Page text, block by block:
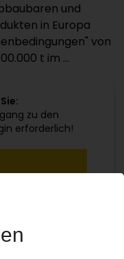
und
in Europa
von
t im ...
zu den
erforderlich!